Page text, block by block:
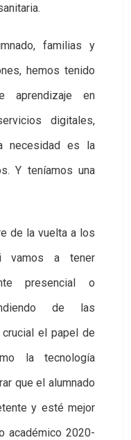
familias y
hemos tenido
aprendizaje en
digitales,
necesidad es la
Y teníamos una
de la vuelta a los
vamos a tener
presencial o
de las
el papel de
la tecnología
que el alumnado
y esté mejor
académico 2020-